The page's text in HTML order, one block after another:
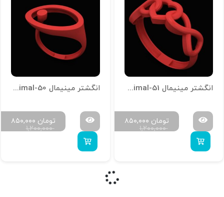
انگشتر مینیمال R-Minimal-51
۱,۲۰۰,۰۰۰
۸۵۰,۰۰۰ تومان
انگشتر مینیمال R-Minimal-50
۱,۲۰۰,۰۰۰
۸۵۰,۰۰۰ تومان